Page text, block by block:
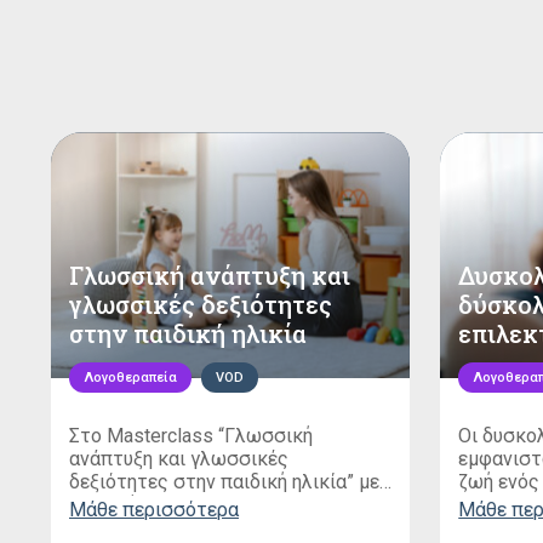
Γλωσσική ανάπτυξη και
γλωσσικές δεξιότητες
στην παιδική ηλικία
Λογοθεραπεία VOD
Στο Masterclass “Γλωσσική
ανάπτυξη και γλωσσικές
δεξιότητες στην παιδική ηλικία” με
την βοήθεια της λογοθεραπεύτριας
Μάθε περισσότερα
Οι
ζωή ενός
Μάθε